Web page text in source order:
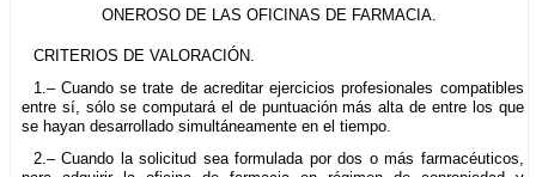
ONEROSO DE LAS OFICINAS DE FARMACIA.
CRITERIOS DE VALORACIÓN.
1.– Cuando se trate de acreditar ejercicios profesionales compatibles
entre sí, sólo se computará el de puntuación más alta de entre los que
se hayan desarrollado simultáneamente en el tiempo.
2.– Cuando la solicitud sea formulada por dos o más farmacéuticos,